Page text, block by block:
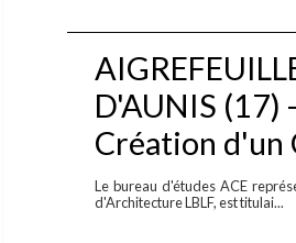
D'AUNIS (17) -
Création d'un
Le bureau d'études ACE
d'Architecture LBLF, est titulai...